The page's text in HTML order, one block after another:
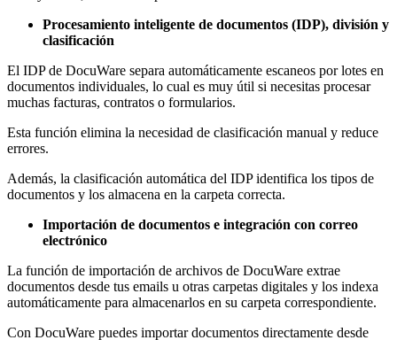
Procesamiento inteligente de documentos (IDP), división y
clasificación
El IDP de DocuWare separa automáticamente escaneos por lotes en
documentos individuales, lo cual es muy útil si necesitas procesar
muchas facturas, contratos o formularios.
Esta función elimina la necesidad de clasificación manual y reduce
errores.
Además, la clasificación automática del IDP identifica los tipos de
documentos y los almacena en la carpeta correcta.
Importación de documentos e integración con correo
electrónico
La función de importación de archivos de DocuWare extrae
documentos desde tus emails u otras carpetas digitales y los indexa
automáticamente para almacenarlos en su carpeta correspondiente.
Con DocuWare puedes importar documentos directamente desde